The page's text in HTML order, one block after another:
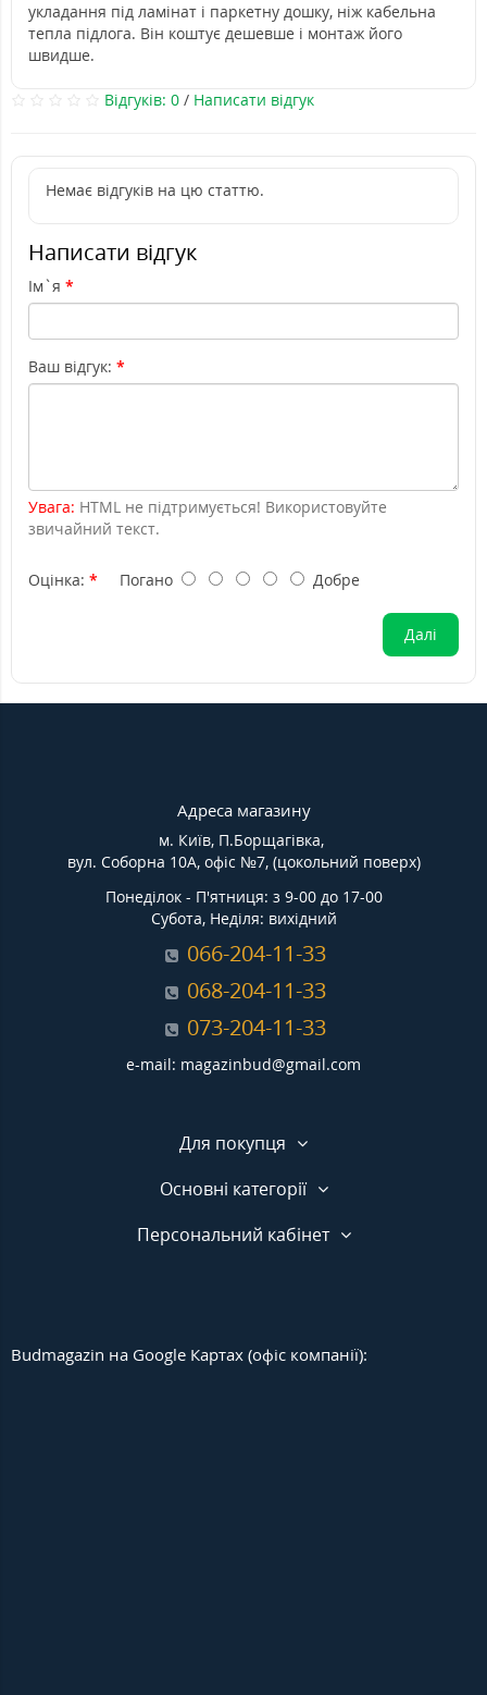
укладання під ламінат і паркетну дошку, ніж кабельна
тепла підлога. Він коштує дешевше і монтаж його
швидше.
Відгуків: 0/ Написати відгук
Немає відгуків на цю статтю.
Написати відгук
Ім`я
Ваш відгук:
Увага: HTML не підтримується! Використовуйте
звичайний текст.
Оцінка: Погано Добре
Далі
Адреса магазину
м. Київ, П.Борщагівка,
вул. Соборна 10А, офіс №7, (цокольний поверх)
Понеділок - П'ятниця: з 9-00 до 17-00
Субота, Неділя: вихідний
066-204-11-33
068-204-11-33
073-204-11-33
e-mail: magazinbud@gmail.com
Для покупця
Основні категорії
Персональний кабінет
Budmagazin на Google Картах (офіс компанії):